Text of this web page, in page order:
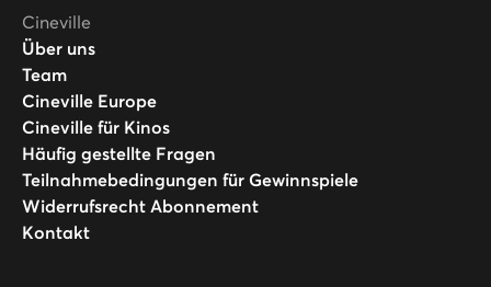
Cineville
Über uns
Team
Cineville Europe
Cineville für Kinos
Häufig gestellte Fragen
Teilnahmebedingungen für Gewinnspiele
Widerrufsrecht Abonnement
Kontakt